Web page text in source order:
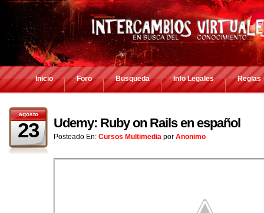
Inicio Foro Busqueda Info Legales Reglas
agosto
23 Udemy: Ruby on Rails en español
Posteado En: Cursos Multimedia por Anonimo